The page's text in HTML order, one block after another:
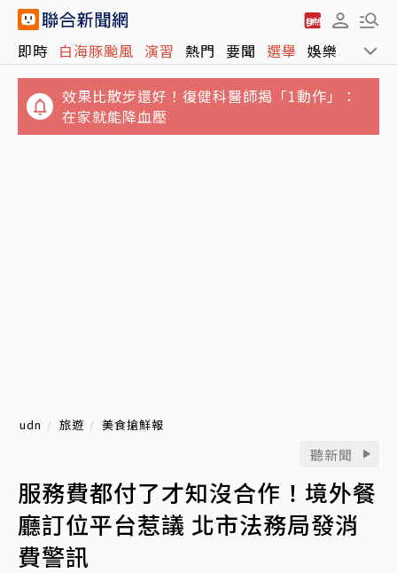
即時 白海豚颱風 演習 熱門 要聞 選舉 娛樂 運動
效果比散步還好！復健科醫師揭「1動作」：
在家就能降血壓
udn 旅遊 美食搶鮮報
聽新聞
服務費都付了才知沒合作！境外餐
廳訂位平台惹議 北市法務局發消
費警訊